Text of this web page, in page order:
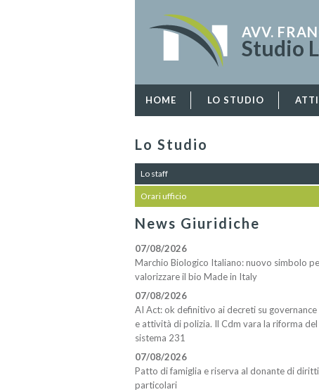
AVV.
Studio
HOME LO STUDIO
Lo Studio
Lo staff
Orari ufficio
News Giuridiche
07/08/2026
Marchio Biologico Italiano: nuovo simbolo
valorizzare il bio Made in Italy
07/08/2026
AI Act: ok definitivo ai decreti su governance
e attività di polizia. Il Cdm vara la riforma del
sistema 231
07/08/2026
Patto di famiglia e riserva al donante di diritti
particolari